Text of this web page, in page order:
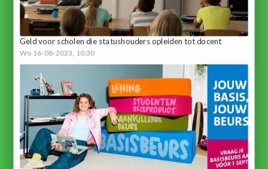
Geld voor scholen die statushouders opleiden tot docent
Wo 16-08-2023, 10:30